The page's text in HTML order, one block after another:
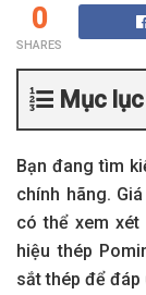
0
SHARES
Mục
Bạn đang tìm
chính hãng.
có thể xem xét
hiệu thép
sắt thép để